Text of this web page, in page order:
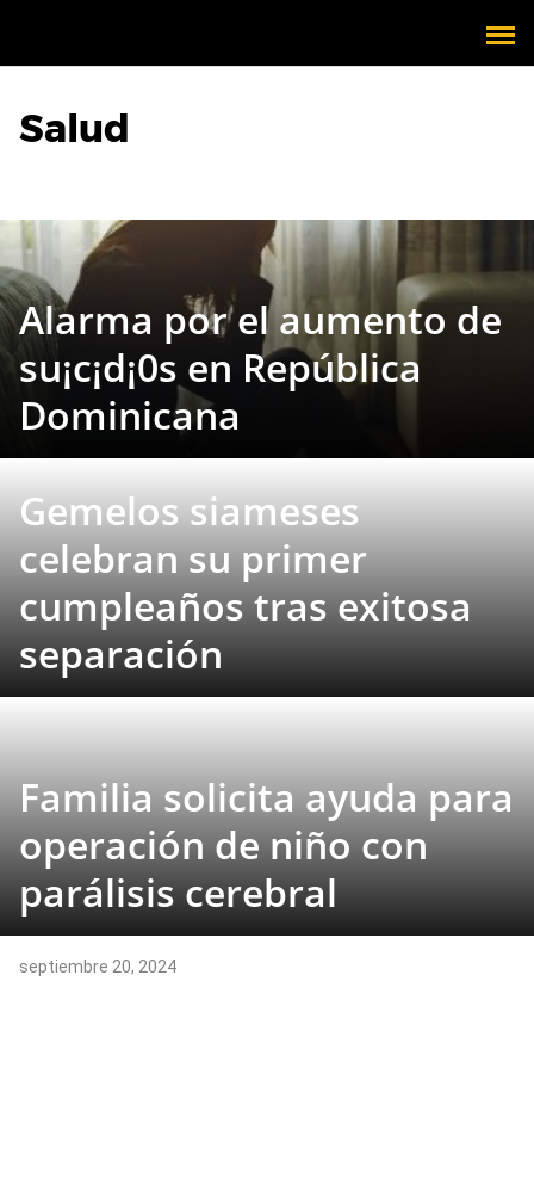
Salud
Alarma por el aumento de
su¡c¡d¡0s en República
Dominicana
Gemelos siameses
celebran su primer
cumpleaños tras exitosa
separación
Familia solicita ayuda para
operación de niño con
parálisis cerebral
septiembre 20, 2024